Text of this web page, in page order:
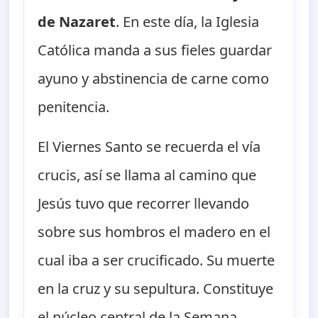
de Nazaret. En este día, la Iglesia
Católica manda a sus fieles guardar
ayuno y abstinencia de carne como
penitencia.
El Viernes Santo se recuerda el vía
crucis, así se llama al camino que
Jesús tuvo que recorrer llevando
sobre sus hombros el madero en el
cual iba a ser crucificado. Su muerte
en la cruz y su sepultura. Constituye